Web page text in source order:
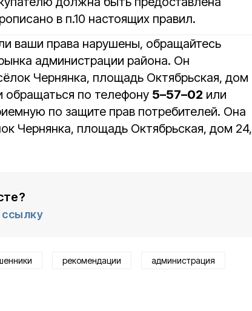
в п.10 настоящих правил.
ваши права нарушены, обращайтесь
администрации района. Он
Чернянка, площадь Октябрьская, дом
обращаться по телефону 5–57–02 или
по защите прав потребителей. Она
Чернянка, площадь Октябрьская, дом 24,
ссылку
рекомендации администрация